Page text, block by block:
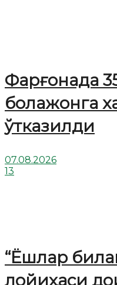
Фарғонада
болажонга
ўтказилди
07.08.2026
13
“Ёшлар
лойиҳаси